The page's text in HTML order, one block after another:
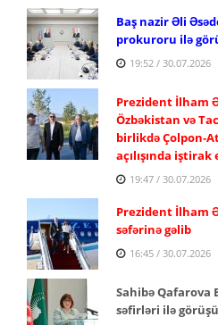
Baş nazir Əli
prokuroru ilə
19:52 / 30.07.2026
Prezident İlham
Özbəkistan və
birlikdə Çolpon-
açılışında iştirak
19:47 / 30.07.2026
Prezident İlham
səfərinə gəlib
16:45 / 30.07.2026
Sahibə Qafarova
səfirləri ilə